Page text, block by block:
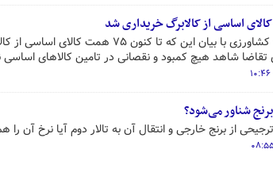
وزیر جهاد کشاورزی با بیان این که
تقاضا شاهد هیچ کمبود و نقصانی در تامین کالاهای اساسی
شناور می‌شود؟
از برنج خارجی و انتقال آن به تالار دوم آیا نرخ آن